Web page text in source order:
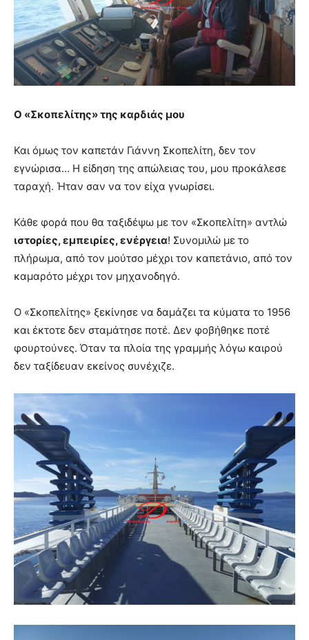
Ο «Σκοπελίτης» της καρδιάς μου
Και όμως τον καπετάν Γιάννη Σκοπελίτη, δεν τον
εγνώρισα… Η είδηση της απώλειας του, μου προκάλεσε
ταραχή. Ήταν σαν να τον είχα γνωρίσει.
Κάθε φορά που θα ταξιδέψω με τον «Σκοπελίτη» αντλώ
ιστορίες, εμπειρίες, ενέργεια! Συνομιλώ με το
πλήρωμα, από τον μούτσο μέχρι τον καπετάνιο, από τον
καμαρότο μέχρι τον μηχανοδηγό.
Ο «Σκοπελίτης» ξεκίνησε να δαμάζει τα κύματα το 1956
και έκτοτε δεν σταμάτησε ποτέ. Δεν φοβήθηκε ποτέ
φουρτούνες. Όταν τα πλοία της γραμμής λόγω καιρού
δεν ταξίδευαν εκείνος συνέχιζε.